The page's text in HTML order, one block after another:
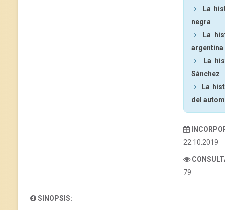
La
negra
La
argentina
La
Sánchez
La
del
22.10.2019
79
SINOPSIS: